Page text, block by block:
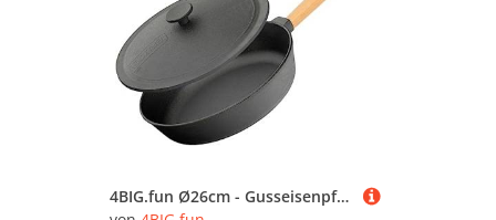
4BIG.fun Ø26cm - Gusseisenpfanne - 50mm hoch Abnehmbarer Holzgriff - Deckel aus Gusseisen - Gußeisen Pfanne - geeignet für Gasgrill, Backofen, Feuerstelle Induktion und alle Herdarten